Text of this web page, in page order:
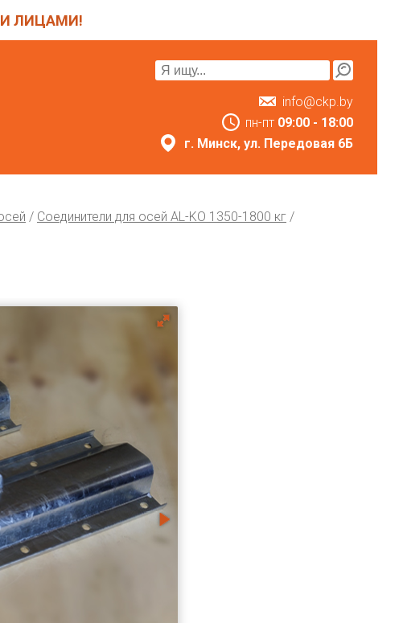
ЛИЦАМИ!
info@ckp.by
пн-пт 09:00 - 18:00
г. Минск, ул. Передовая 6Б
/ Соединители для осей AL-KO 1350-1800 кг /